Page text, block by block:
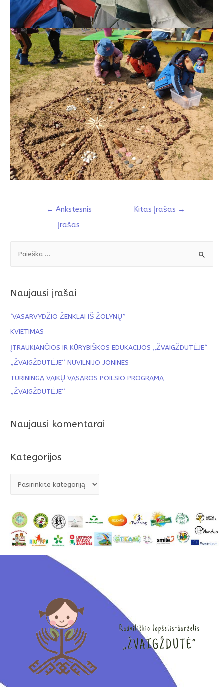
← Ankstesnis
Įrašas
Kitas Įrašas →
Naujausi įrašai
‘VASARVYDŽIO ŽENKLAI IŠ ŽOLYNŲ”
KVIETIMAS
ĮTRAUKIANČIOS IR KŪRYBIŠKOS EDUKACIJOS „ŽVAIGŽDUTĖJE“
„ŽVAIGŽDUTĖJE“ NUVILNIJO JONINES
TURININGA VAIKŲ VASAROS POILSIO PROGRAMA
„ŽVAIGŽDUTĖJE“
Naujausi komentarai
Kategorijos